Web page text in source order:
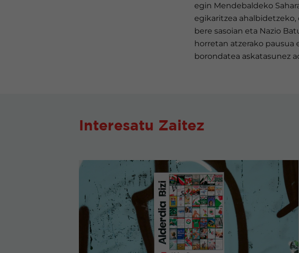
egin Mendebaldeko
egikaritzea
bere sasoian eta Nazio
horretan atzerako pausua
borondatea askatasunez
Interesatu Zaitez